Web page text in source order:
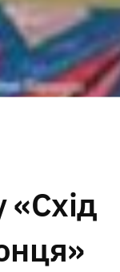
«Схід